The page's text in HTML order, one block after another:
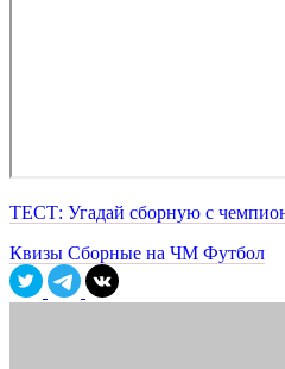
ТЕСТ: Угадай сборную с
Квизы Сборные на ЧМ Футбол